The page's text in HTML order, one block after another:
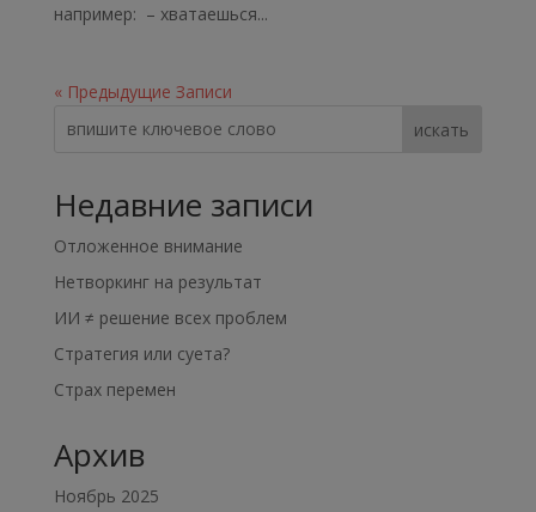
например: – хватаешься...
« Предыдущие Записи
искать
Недавние записи
Отложенное внимание
Нетворкинг на результат
ИИ ≠ решение всех проблем
Стратегия или суета?
Страх перемен
Архив
Ноябрь 2025